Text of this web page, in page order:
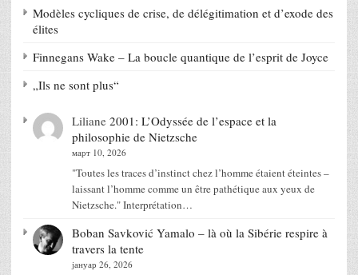
Modèles cycliques de crise, de délégitimation et d’exode des
élites
Finnegans Wake – La boucle quantique de l’esprit de Joyce
„Ils ne sont plus“
Liliane 2001: L’Odyssée de l’espace et la
philosophie de Nietzsche
март 10, 2026
"Toutes les traces d’instinct chez l’homme étaient éteintes –
laissant l’homme comme un être pathétique aux yeux de
Nietzsche." Interprétation…
Boban Savković Yamalo – là où la Sibérie respire à
travers la tente
јануар 26, 2026